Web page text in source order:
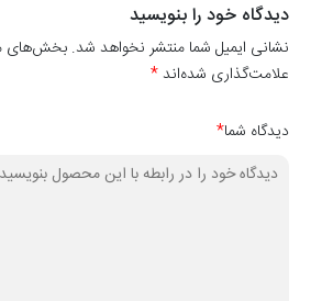
کاغذ
کدهای10001 ، 10002، 10003 ۱۰۰۰5 ،10006
دیدگاه خود را بنویسید
نشانی ایمیل شما منتشر نخواهد شد. بخش‌های
علامت‌گذاری شده‌اند*
دیدگاه شما*